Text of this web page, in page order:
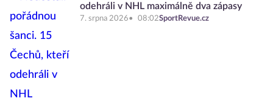
odehráli v NHL maximálně dva zápasy
7. srpna 2026 08:02SportRevue.cz